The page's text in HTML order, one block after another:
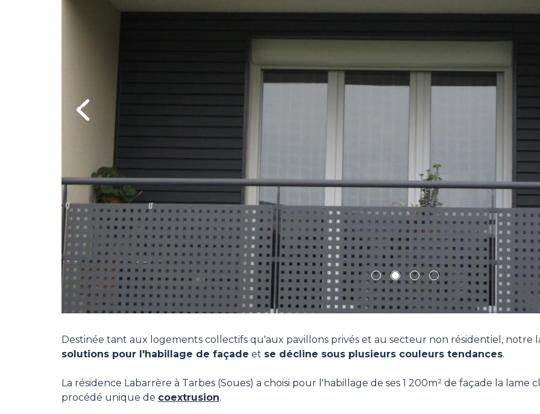
Previous
1 2 3 4
Destinée tant aux logements collectifs qu'aux pavillons privés et au secteur non résidentiel, notre
solutions pour l'habillage de façade et se décline sous plusieurs couleurs tendances.
La résidence Labarrère à Tarbes (Soues) a choisi pour l'habillage de ses 1 200m² de façade la
procédé unique de coextrusion.